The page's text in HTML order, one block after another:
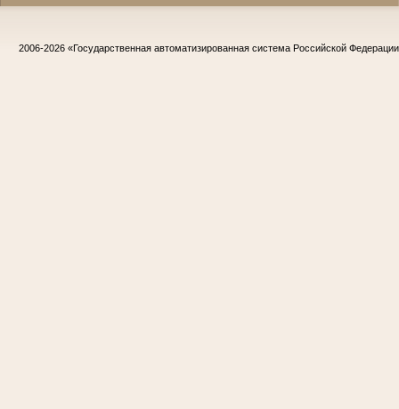
2006-2026 «Государственная автоматизированная система Российской